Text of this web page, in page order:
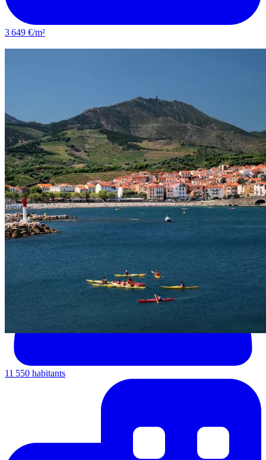
3 649 €/m²
11 550 habitants